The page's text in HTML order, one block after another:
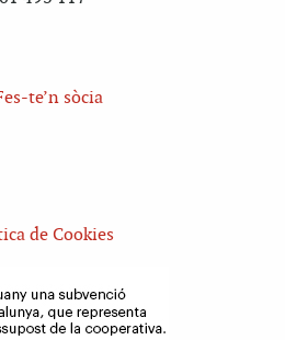
te’n sòcia
de Cookies